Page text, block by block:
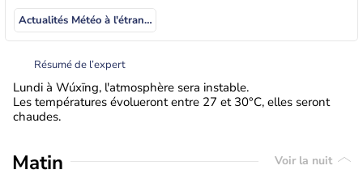
Actualités Météo à l'étranger
Résumé de l’expert
Lundi à Wúxīng, l'atmosphère sera instable.
Les températures évolueront entre 27 et 30°C, elles seront
chaudes.
Matin Voir la nuit